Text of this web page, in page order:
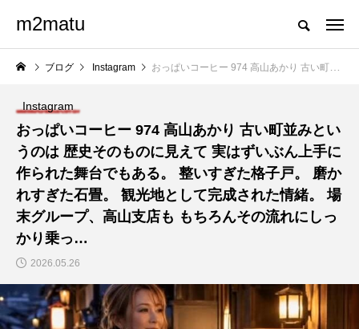
m2matu
ブログ Instagram おっぱいコーヒー 974 高山あかり 古い町並みというのは 歴史そのものに見えて 実はずいぶん上手に作られた舞台でもある。 整いすぎた格子戸。 磨かれすぎた石畳。 観光地として完成された情緒。 場末グループ、高山支店も もちろんその流れにしっかり乗っ…
Instagram
おっぱいコーヒー 974 高山あかり 古い町並みとい
うのは 歴史そのものに見えて 実はずいぶん上手に
作られた舞台でもある。 整いすぎた格子戸。 磨か
れすぎた石畳。 観光地として完成された情緒。 場
末グループ、高山支店も もちろんその流れにしっ
かり乗っ…
2026.05.26